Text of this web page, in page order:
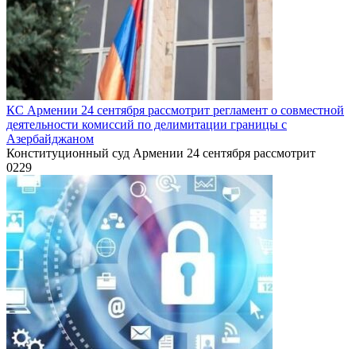
КС Армении 24 сентября рассмотрит регламент о совместной
деятельности комиссий по делимитации границы с
Азербайджаном
Конституционный суд Армении 24 сентября рассмотрит
0229